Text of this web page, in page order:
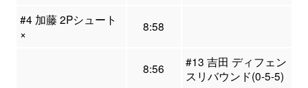
#4 加藤 2Pシュート
×
8:58
8:56
#13 吉田 ディフェン
スリバウンド(0-5-5)